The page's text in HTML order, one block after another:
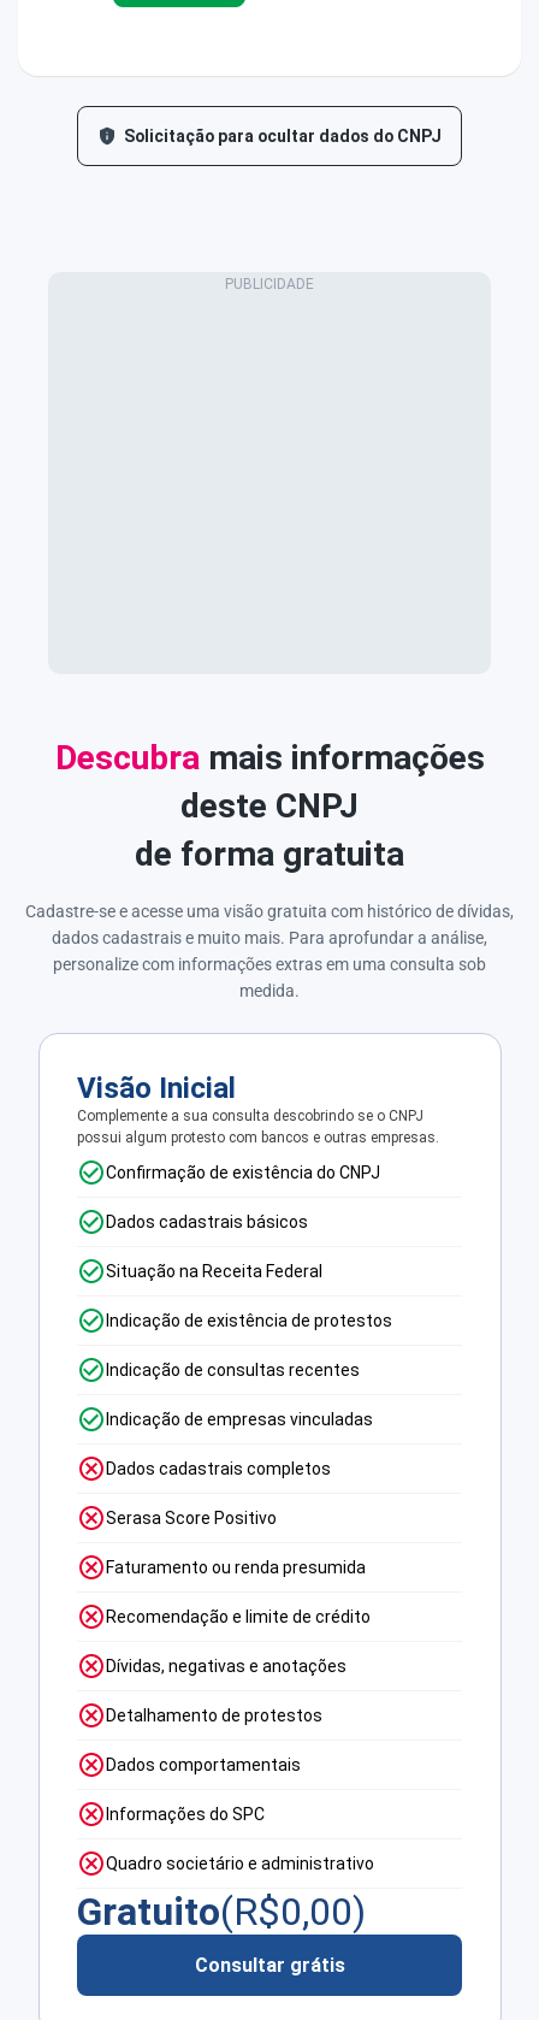
Solicitação para ocultar dados do CNPJ
Descubra mais informações
deste CNPJ
de forma gratuita
Cadastre-se e acesse uma visão gratuita com histórico de dívidas,
dados cadastrais e muito mais. Para aprofundar a análise,
personalize com informações extras em uma consulta sob
medida.
Visão Inicial
Complemente a sua consulta descobrindo se o CNPJ
possui algum protesto com bancos e outras empresas.
Confirmação de existência do CNPJ
Dados cadastrais básicos
Situação na Receita Federal
Indicação de existência de protestos
Indicação de consultas recentes
Indicação de empresas vinculadas
Dados cadastrais completos
Serasa Score Positivo
Faturamento ou renda presumida
Recomendação e limite de crédito
Dívidas, negativas e anotações
Detalhamento de protestos
Dados comportamentais
Informações do SPC
Quadro societário e administrativo
Gratuito(R$0,00)
Consultar grátis